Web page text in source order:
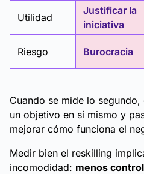
Utilidad
Justificar la
iniciativa
Riesgo Burocracia
Cuando se mide lo
un objetivo en sí mismo y
mejorar cómo funciona el
Medir bien el reskilling
incomodidad: menos